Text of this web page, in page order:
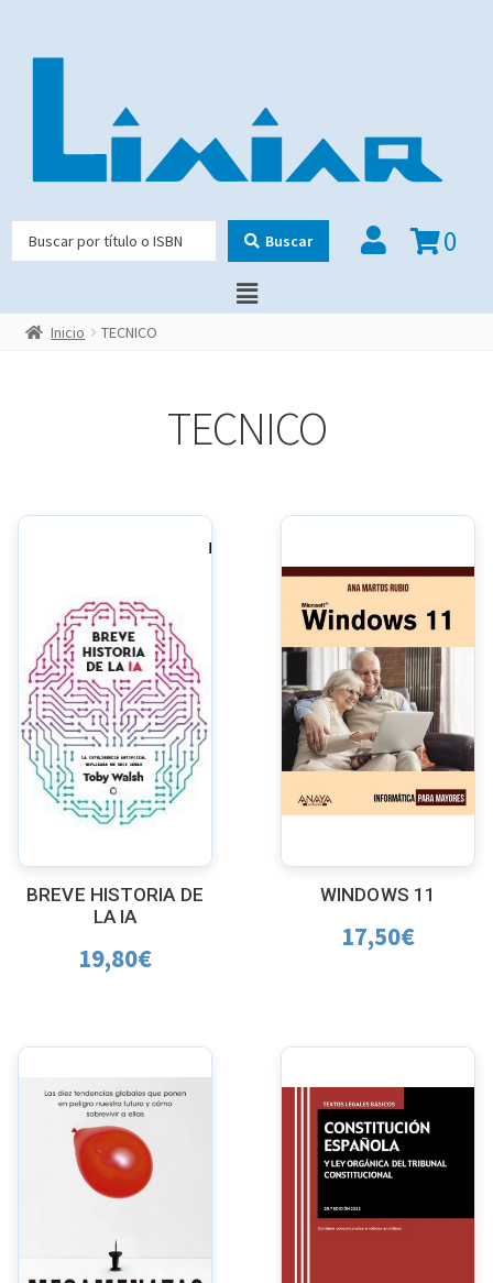
Buscar 0
Inicio TECNICO
TECNICO
BREVE HISTORIA DE
LA IA
19,80€
WINDOWS 11
17,50€